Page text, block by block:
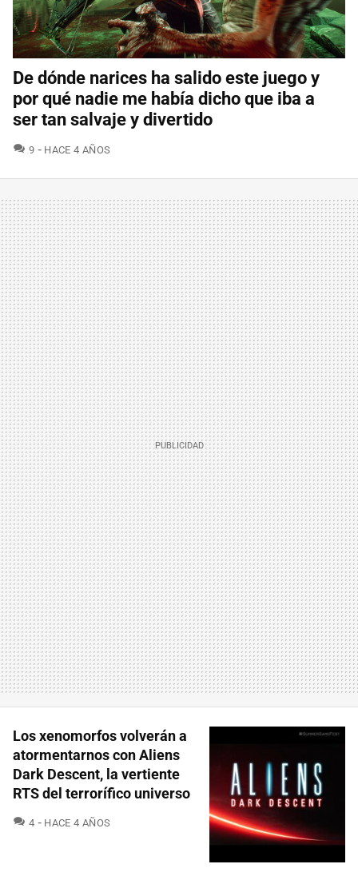
De dónde narices ha salido este juego y
por qué nadie me había dicho que iba a
ser tan salvaje y divertido
9 COMENTARIOS
HACE 4 AÑOS
Los xenomorfos volverán a
atormentarnos con Aliens
Dark Descent, la vertiente
RTS del terrorífico universo
4 COMENTARIOS
HACE 4 AÑOS